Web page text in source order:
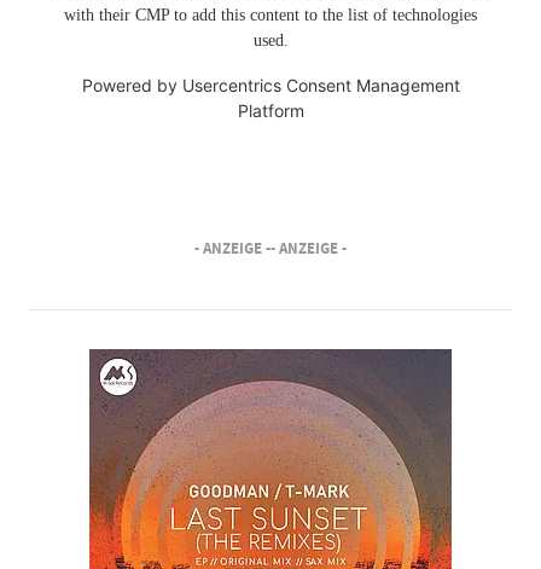
with their CMP to add this content to the list of technologies
used.
Powered by Usercentrics Consent Management
Platform
- ANZEIGE -- ANZEIGE -